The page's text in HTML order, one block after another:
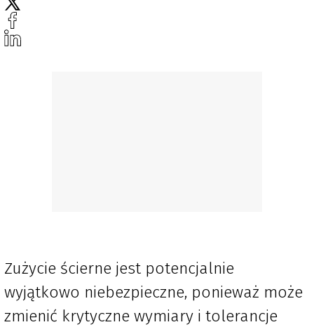
Zużycie ścierne jest potencjalnie
wyjątkowo niebezpieczne, ponieważ może
zmienić krytyczne wymiary i tolerancje